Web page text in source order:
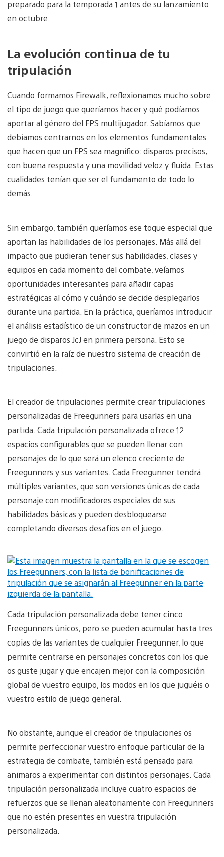
preparado para la temporada 1 antes de su lanzamiento
en octubre.
La evolución continua de tu
tripulación
Cuando formamos Firewalk, reflexionamos mucho sobre
el tipo de juego que queríamos hacer y qué podíamos
aportar al género del FPS multijugador. Sabíamos que
debíamos centrarnos en los elementos fundamentales
que hacen que un FPS sea magnífico: disparos precisos,
con buena respuesta y una movilidad veloz y fluida. Estas
cualidades tenían que ser el fundamento de todo lo
demás.
Sin embargo, también queríamos ese toque especial que
aportan las habilidades de los personajes. Más allá del
impacto que pudieran tener sus habilidades, clases y
equipos en cada momento del combate, veíamos
oportunidades interesantes para añadir capas
estratégicas al cómo y cuándo se decide desplegarlos
durante una partida. En la práctica, queríamos introducir
el análisis estadístico de un constructor de mazos en un
juego de disparos JcJ en primera persona. Esto se
convirtió en la raíz de nuestro sistema de creación de
tripulaciones.
El creador de tripulaciones permite crear tripulaciones
personalizadas de Freegunners para usarlas en una
partida. Cada tripulación personalizada ofrece 12
espacios configurables que se pueden llenar con
personajes de lo que será un elenco creciente de
Freegunners y sus variantes. Cada Freegunner tendrá
múltiples variantes, que son versiones únicas de cada
personaje con modificadores especiales de sus
habilidades básicas y pueden desbloquearse
completando diversos desafíos en el juego.
Cada tripulación personalizada debe tener cinco
Freegunners únicos, pero se pueden acumular hasta tres
copias de las variantes de cualquier Freegunner, lo que
permite centrarse en personajes concretos con los que
os guste jugar y que encajen mejor con la composición
global de vuestro equipo, los modos en los que juguéis o
vuestro estilo de juego general.
No obstante, aunque el creador de tripulaciones os
permite perfeccionar vuestro enfoque particular de la
estrategia de combate, también está pensado para
animaros a experimentar con distintos personajes. Cada
tripulación personalizada incluye cuatro espacios de
refuerzos que se llenan aleatoriamente con Freegunners
que no estén presentes en vuestra tripulación
personalizada.